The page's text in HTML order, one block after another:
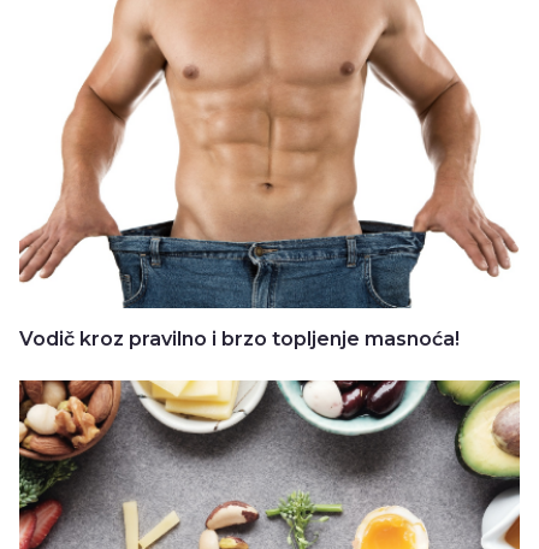
Vodič kroz pravilno i brzo topljenje masnoća!